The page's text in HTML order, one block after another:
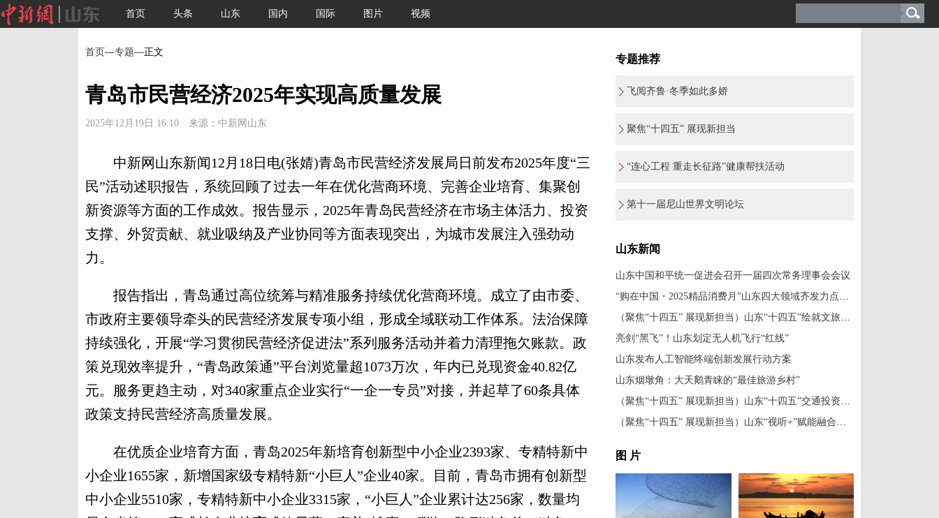
首页 头条 山东 国内 国际 图片 视频
首页—专题—正文
青岛市民营经济2025年实现高质量发展
2025年12月19日 16:10 来源：中新网山东
中新网山东新闻12月18日电(张婧)青岛市民营经济发展局日前发布2025年度“三
民”活动述职报告，系统回顾了过去一年在优化营商环境、完善企业培育、集聚创
新资源等方面的工作成效。报告显示，2025年青岛民营经济在市场主体活力、投资
支撑、外贸贡献、就业吸纳及产业协同等方面表现突出，为城市发展注入强劲动
力。
报告指出，青岛通过高位统筹与精准服务持续优化营商环境。成立了由市委、
市政府主要领导牵头的民营经济发展专项小组，形成全域联动工作体系。法治保障
持续强化，开展“学习贯彻民营经济促进法”系列服务活动并着力清理拖欠账款。政
策兑现效率提升，“青岛政策通”平台浏览量超1073万次，年内已兑现资金40.82亿
元。服务更趋主动，对340家重点企业实行“一企一专员”对接，并起草了60条具体
政策支持民营经济高质量发展。
在优质企业培育方面，青岛2025年新培育创新型中小企业2393家、专精特新中
小企业1655家，新增国家级专精特新“小巨人”企业40家。目前，青岛市拥有创新型
中小企业5510家，专精特新中小企业3315家，“小巨人”企业累计达256家，数量均
专题推荐
飞阅齐鲁·冬季如此多娇
聚焦“十四五” 展现新担当
“连心工程 重走长征路”健康帮扶活动
第十一届尼山世界文明论坛
山东新闻
山东中国和平统一促进会召开一届四次常务理事会会议
“购在中国・2025精品消费月”山东四大领域齐发力点燃消费热潮
（聚焦“十四五” 展现新担当）山东“十四五”绘就文旅新图景
亮剑“黑飞”！山东划定无人机飞行“红线”
山东发布人工智能终端创新发展行动方案
山东烟墩角：大天鹅青睐的“最佳旅游乡村”
（聚焦“十四五” 展现新担当）山东“十四五”交通投资将达1.47万亿元
（聚焦“十四五” 展现新担当）山东“视听+”赋能融合发展
图 片